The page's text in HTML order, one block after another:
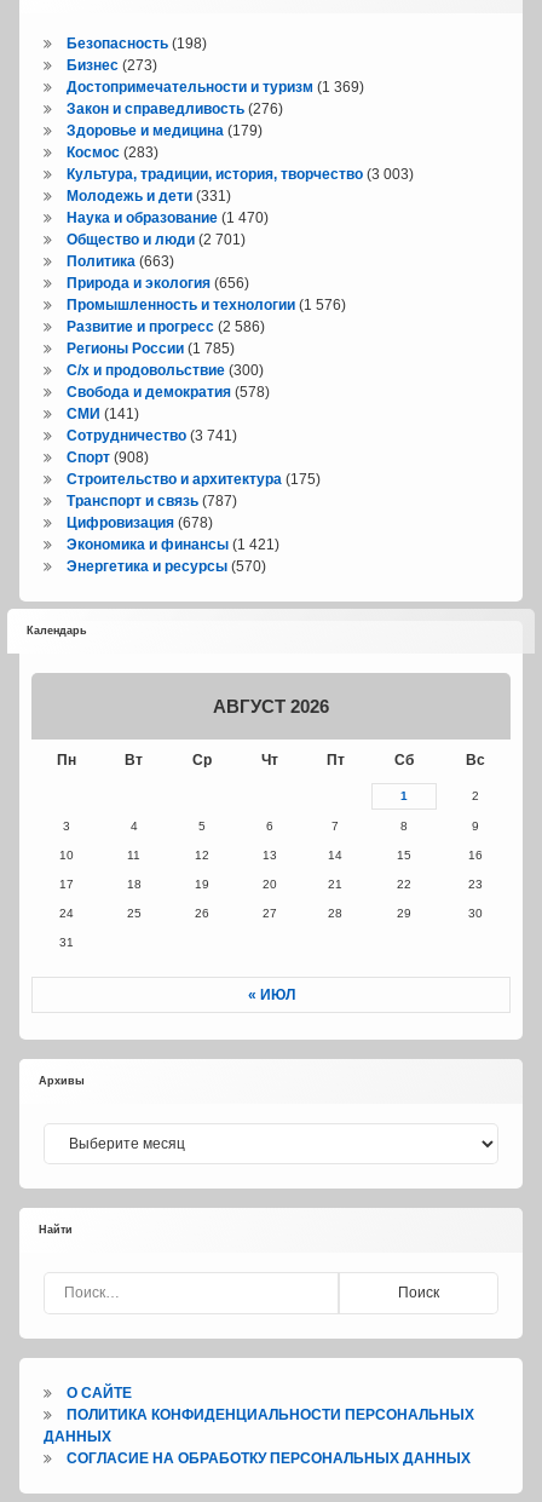
Безопасность(198)
Бизнес(273)
Достопримечательности и туризм (1 369)
Закон и справедливость(276)
Здоровье и медицина(179)
Космос(283)
Культура, традиции, история, творчество(3 003)
Молодежь и дети(331)
Наука и образование(1 470)
Общество и люди(2 701)
Политика(663)
Природа и экология(656)
Промышленность и технологии(1 576)
Развитие и прогресс(2 586)
Регионы России(1 785)
С/х и продовольствие(300)
Свобода и демократия(578)
СМИ (141)
Сотрудничество(3 741)
Спорт(908)
Строительство и архитектура(175)
Транспорт и связь(787)
Цифровизация(678)
Экономика и финансы(1 421)
Энергетика и ресурсы(570)
Календарь
АВГУСТ 2026
Пн Вт Ср Чт Пт Сб Вс
1 2
3 4 5 6 7 8 9
10 11 12 13 14 15 16
17 18 19 20 21 22 23
24 25 26 27 28 29 30
31
« ИЮЛ
Архивы
Архивы
Найти
О САЙТЕ
ПОЛИТИКА КОНФИДЕНЦИАЛЬНОСТИ ПЕРСОНАЛЬНЫХ
ДАННЫХ
СОГЛАСИЕ НА ОБРАБОТКУ ПЕРСОНАЛЬНЫХ ДАННЫХ